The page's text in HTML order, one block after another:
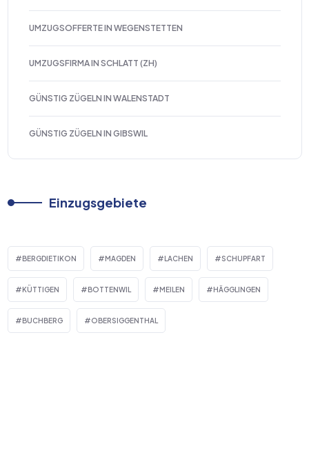
UMZUGSOFFERTE IN WEGENSTETTEN
UMZUGSFIRMA IN SCHLATT (ZH)
GÜNSTIG ZÜGELN IN WALENSTADT
GÜNSTIG ZÜGELN IN GIBSWIL
Einzugsgebiete
BERGDIETIKON MAGDEN LACHEN SCHUPFART
KÜTTIGEN BOTTENWIL MEILEN HÄGGLINGEN
BUCHBERG OBERSIGGENTHAL